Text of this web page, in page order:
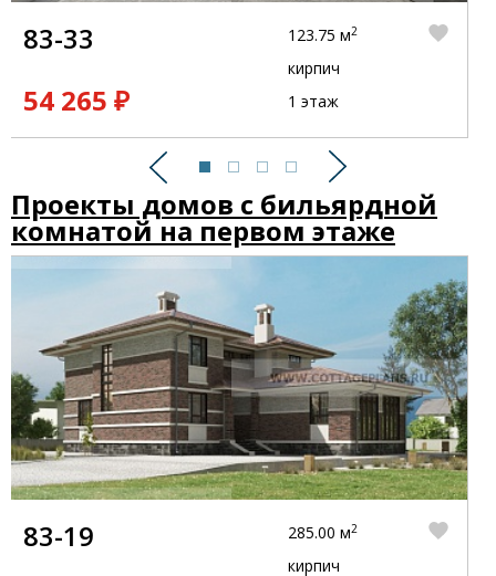
Предыдущий Следующий
83-33
54 265 ₽
123.75 м2
кирпич
1 этаж
Проекты домов с бильярдной
комнатой на первом этаже
83-19
285.00 м2
кирпич